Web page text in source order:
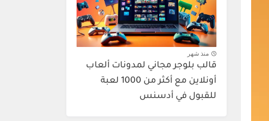
منذ شهر
قالب بلوجر مجاني لمدونات ألعاب
أونلاين مع أكثر من 1000 لعبة
للقبول في أدسنس